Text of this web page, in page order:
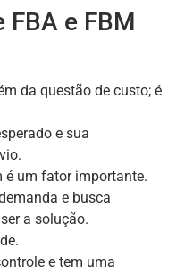
e FBM
da questão de custo; é
e sua
é um fator importante.
e busca
a solução.
e tem uma